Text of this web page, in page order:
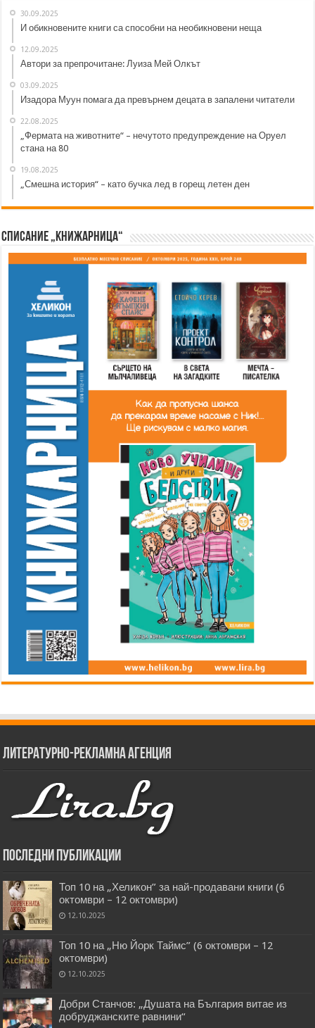
30.09.2025
И обикновените книги са способни на необикновени неща
12.09.2025
Автори за препрочитане: Луиза Мей Олкът
03.09.2025
Изадора Муун помага да превърнем децата в запалени читатели
22.08.2025
„Фермата на животните“ – нечутото предупреждение на Оруел
стана на 80
19.08.2025
„Смешна история“ – като бучка лед в горещ летен ден
Списание „Книжарница“
Литературно-рекламна агенция
Последни публикации
Топ 10 на „Хеликон” за най-продавани книги (6
октомври – 12 октомври)
12.10.2025
Топ 10 на „Ню Йорк Таймс” (6 октомври – 12
октомври)
12.10.2025
Добри Станчов: „Душата на България витае из
добруджанските равнини“